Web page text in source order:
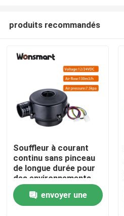
À la maison
Produits
produits recommandés
Souffleur à courant
continu sans pinceau
de longue durée pour
des environnements
propres 15000 heures
de durée de vie à 25 °C
envoyer une